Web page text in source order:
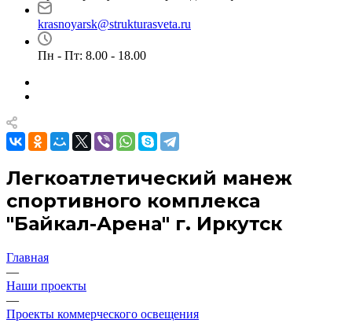
krasnoyarsk@strukturasveta.ru
Пн - Пт: 8.00 - 18.00
Легкоатлетический манеж
спортивного комплекса
"Байкал-Арена" г. Иркутск
Главная
—
Наши проекты
—
Проекты коммерческого освещения